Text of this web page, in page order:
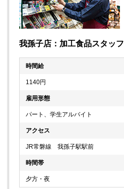
我孫子店：加工食品スタッフ
時間給
1140円
雇用形態
パート、学生アルバイト
アクセス
JR常磐線 我孫子駅駅前
時間帯
夕方・夜